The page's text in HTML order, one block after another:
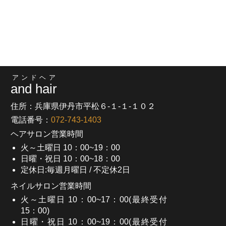
and hair
アンドヘア
住所：兵庫県伊丹市平松６-１-１-１０２
電話番号： 072-743-1403
ヘアサロン営業時間
火～土曜日 10：00~19：00
日曜・祝日 10：00~18：00
定休日:毎週月曜日 / 不定休2日
ネイルサロン営業時間
火～土曜日 10：00~17：00(最終受付
15：00)
日曜・祝日 10：00~19：00(最終受付